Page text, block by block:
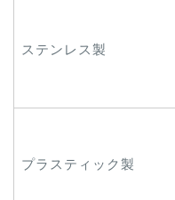
ステンレス製
プラスティック製